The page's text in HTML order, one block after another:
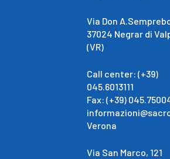
Via Don
37024 Negrar di
(VR)
Call center: (+39)
045.6013111
Fax: (+39)
Verona
Via San Marco, 121